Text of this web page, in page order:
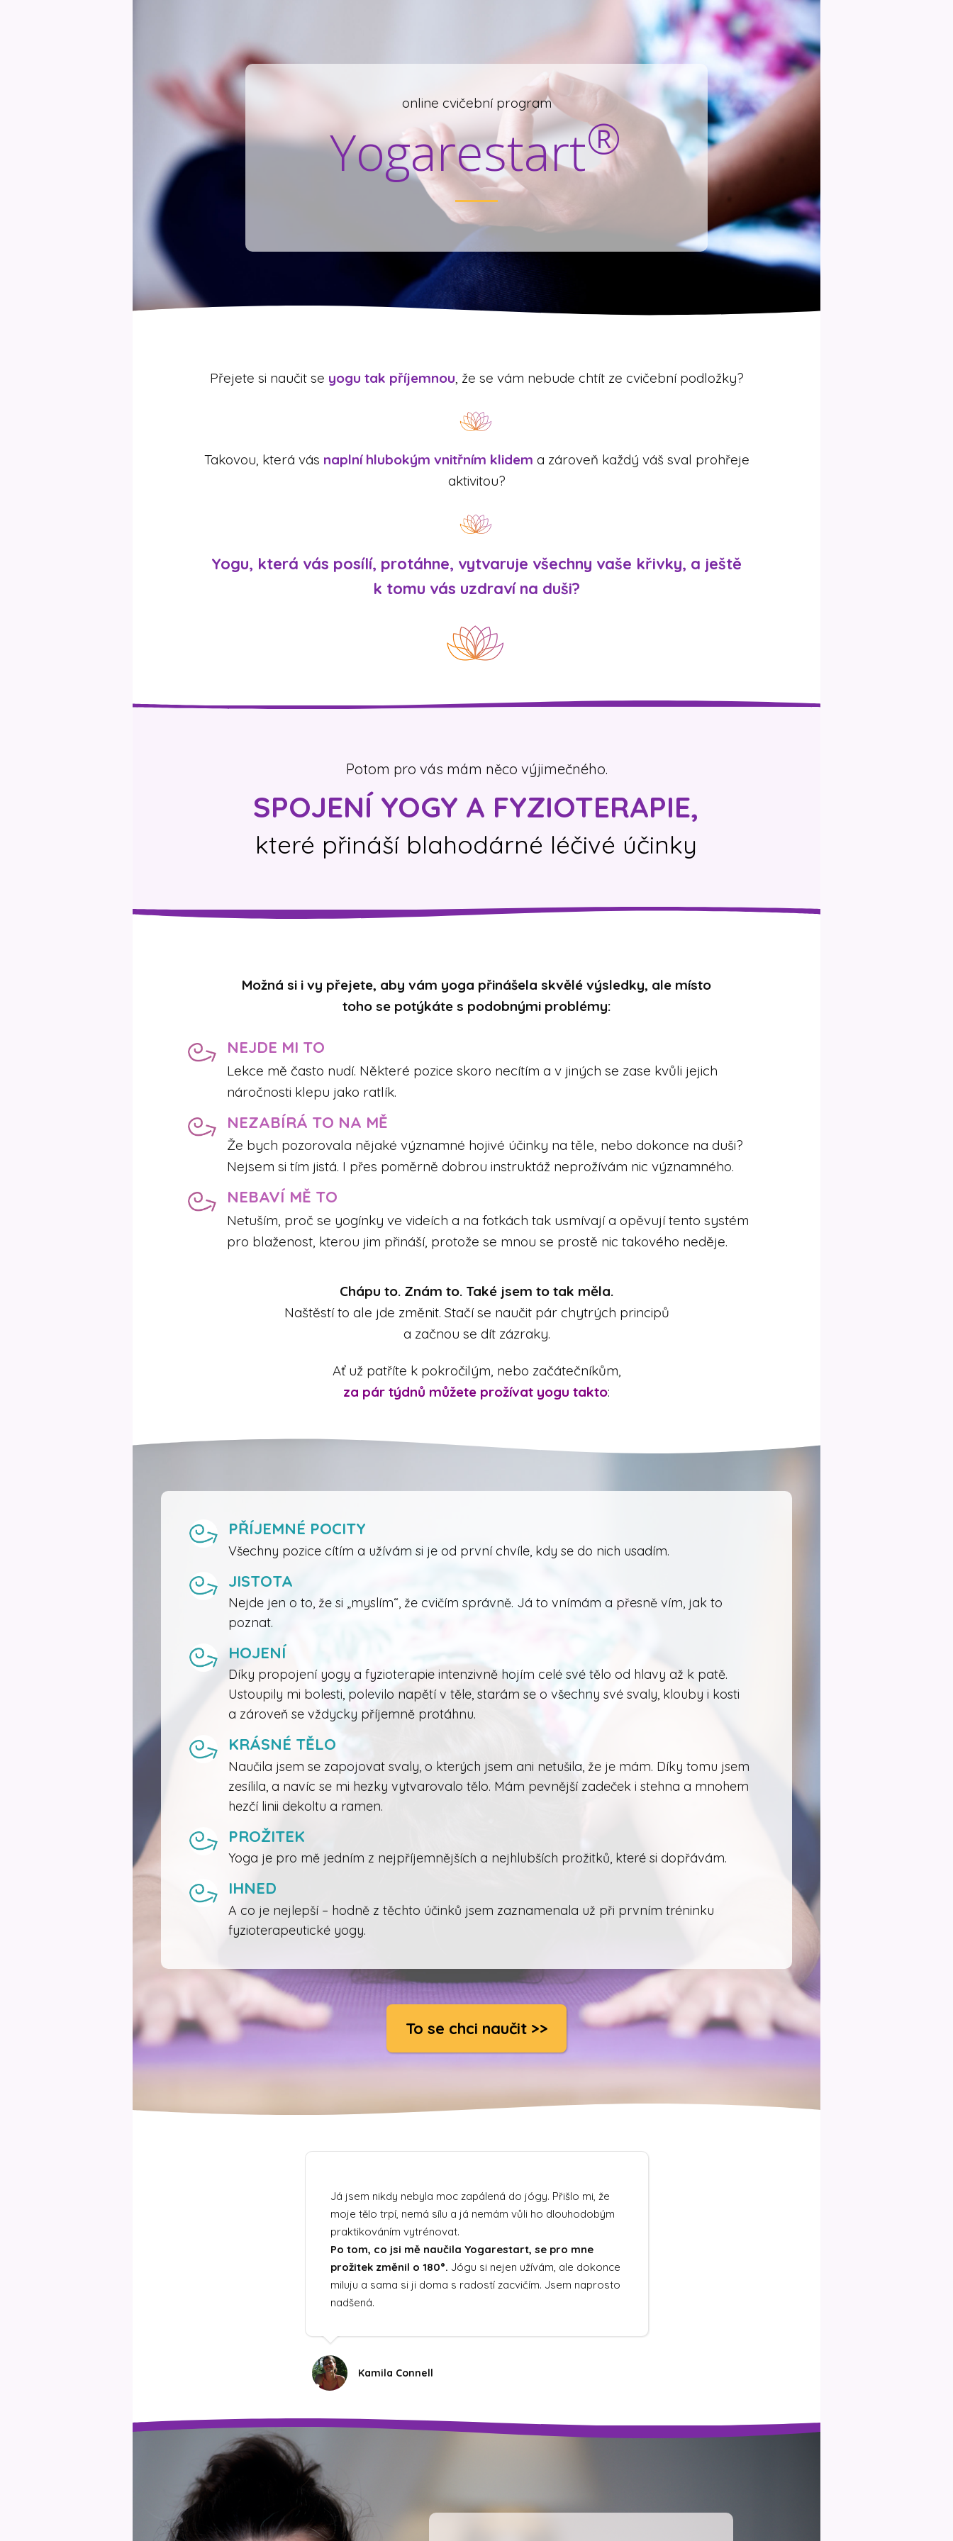
online cvičební program
Yogarestart®
Přejete si naučit se yogu tak příjemnou, že se vám nebude chtít ze cvičební podložky?
Takovou, která vás naplní hlubokým vnitřním klidem a zároveň každý váš sval prohřeje
aktivitou?
Yogu, která vás posílí, protáhne, vytvaruje všechny vaše křivky, a ještě
k tomu vás uzdraví na duši?
Potom pro vás mám něco výjimečného.
SPOJENÍ YOGY A FYZIOTERAPIE,
které přináší blahodárné léčivé účinky
Možná si i vy přejete, aby vám yoga přinášela skvělé výsledky, ale místo
toho se potýkáte s podobnými problémy:
NEJDE MI TO
Lekce mě často nudí. Některé pozice skoro necítím a v jiných se zase kvůli jejich
náročnosti klepu jako ratlík.
NEZABÍRÁ TO NA MĚ
Že bych pozorovala nějaké významné hojivé účinky na těle, nebo dokonce na duši?
Nejsem si tím jistá. I přes poměrně dobrou instruktáž neprožívám nic významného.
NEBAVÍ MĚ TO
Netuším, proč se yogínky ve videích a na fotkách tak usmívají a opěvují tento systém
pro blaženost, kterou jim přináší, protože se mnou se prostě nic takového neděje.
Chápu to. Znám to. Také jsem to tak měla.
Naštěstí to ale jde změnit. Stačí se naučit pár chytrých principů
a začnou se dít zázraky.
Ať už patříte k pokročilým, nebo začátečníkům,
za pár týdnů můžete prožívat yogu takto:
PŘÍJEMNÉ POCITY
Všechny pozice cítím a užívám si je od první chvíle, kdy se do nich usadím.
JISTOTA
Nejde jen o to, že si „myslím“, že cvičím správně. Já to vnímám a přesně vím, jak to
poznat.
HOJENÍ
Díky propojení yogy a fyzioterapie intenzivně hojím celé své tělo od hlavy až k patě.
Ustoupily mi bolesti, polevilo napětí v těle, starám se o všechny své svaly, klouby i kosti
a zároveň se vždycky příjemně protáhnu.
KRÁSNÉ TĚLO
Naučila jsem se zapojovat svaly, o kterých jsem ani netušila, že je mám. Díky tomu jsem
zesílila, a navíc se mi hezky vytvarovalo tělo. Mám pevnější zadeček i stehna a mnohem
hezčí linii dekoltu a ramen.
PROŽITEK
Yoga je pro mě jedním z nejpříjemnějších a nejhlubších prožitků, které si dopřávám.
IHNED
A co je nejlepší – hodně z těchto účinků jsem zaznamenala už při prvním tréninku
fyzioterapeutické yogy.
To se chci naučit >>
Já jsem nikdy nebyla moc zapálená do jógy. Přišlo mi, že
moje tělo trpí, nemá sílu a já nemám vůli ho dlouhodobým
praktikováním vytrénovat.
Po tom, co jsi mě naučila Yogarestart, se pro mne
prožitek změnil o 180°. Jógu si nejen užívám, ale dokonce
miluju a sama si ji doma s radostí zacvičím. Jsem naprosto
nadšená.
Kamila Connell